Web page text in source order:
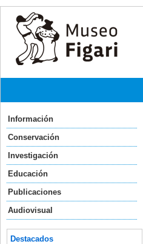
Información
Conservación
Investigación
Educación
Publicaciones
Audiovisual
Destacados